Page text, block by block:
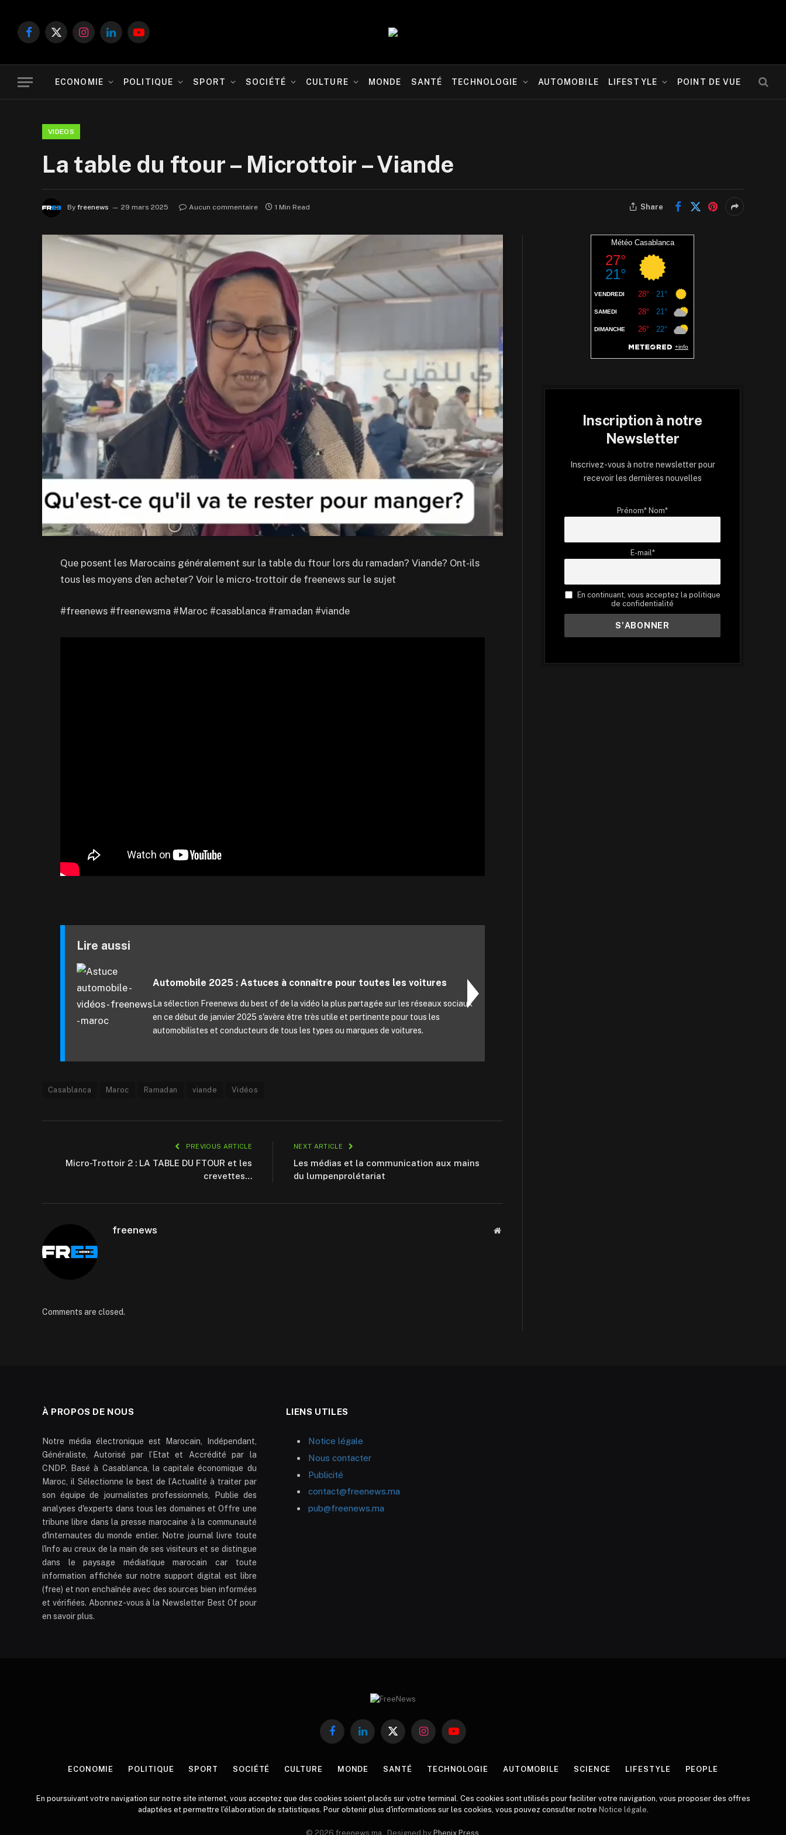
Facebook
X
InstagramLinkedInYouTube
ECONOMIE POLITIQUE SPORT SOCIÉTÉ CULTURE MONDE SANTÉ TECHNOLOGIE AUTOMOBILE LIFESTYLE POINT DE VUE
VIDEOS
La table du ftour – Microttoir – Viande
By freenews 29 mars 2025 Aucun commentaire 1 Min Read Share
Que posent les Marocains généralement sur la table du ftour lors du ramadan? Viande? Ont-ils
tous les moyens d’en acheter? Voir le micro-trottoir de freenews sur le sujet
#freenews #freenewsma #Maroc #casablanca #ramadan #viande
Lire aussi
Automobile 2025 : Astuces à connaître pour toutes les voitures
La sélection Freenews du best of de la vidéo la plus partagée sur les réseaux sociaux
en ce début de janvier 2025 s'avère être très utile et pertinente pour tous les
automobilistes et conducteurs de tous les types ou marques de voitures.
Casablanca Maroc Ramadan viande Vidéos
PREVIOUS ARTICLE
Micro-Trottoir 2 : LA TABLE DU FTOUR et les
crevettes…
NEXT ARTICLE
Les médias et la communication aux mains
du lumpenprolétariat
freenews Website
Comments are closed.
Inscription à notre
Newsletter
Inscrivez-vous à notre newsletter pour
recevoir les dernières nouvelles
Prénom* Nom*
E-mail*
En continuant, vous acceptez la politique
de confidentialité
À PROPOS DE NOUS
Notre média électronique est Marocain, Indépendant,
Généraliste, Autorisé par l’Etat et Accrédité par la
CNDP. Basé à Casablanca, la capitale économique du
Maroc, il Sélectionne le best de l’Actualité à traiter par
son équipe de journalistes professionnels, Publie des
analyses d'experts dans tous les domaines et Offre une
tribune libre dans la presse marocaine à la communauté
d'internautes du monde entier. Notre journal livre toute
l'info au creux de la main de ses visiteurs et se distingue
dans le paysage médiatique marocain car toute
information affichée sur notre support digital est libre
(free) et non enchaînée avec des sources bien informées
et vérifiées. Abonnez-vous à la Newsletter Best Of pour
en savoir plus.
LIENS UTILES
Notice légale
Nous contacter
Publicité
contact@freenews.ma
pub@freenews.ma
FacebookLinkedIn X
InstagramYouTube
ECONOMIE POLITIQUE SPORT SOCIÉTÉ CULTURE MONDE SANTÉ TECHNOLOGIE AUTOMOBILE SCIENCE LIFESTYLE PEOPLE
En poursuivant votre navigation sur notre site internet, vous acceptez que des cookies soient placés sur votre terminal. Ces cookies sont utilisés pour faciliter votre navigation, vous proposer des offres
adaptées et permettre l'élaboration de statistiques. Pour obtenir plus d'informations sur les cookies, vous pouvez consulter notre Notice légale.
© 2026 freenews.ma . Designed by Phenix Press